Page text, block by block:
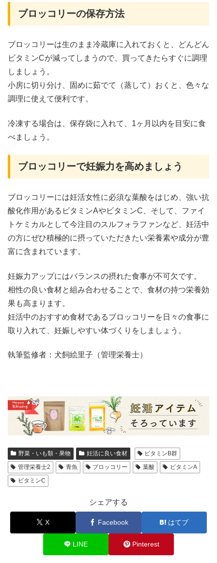
ブロッコリーの保存方法
ブロッコリーは生のまま冷蔵庫に入れておくと、どんどん
ビタミンCが減ってしまうので、買ってきたらすぐに調理
しましょう。
小房に切り分け、固めに茹でて（蒸して）おくと、色々な
調理に使えて便利です。
冷凍する場合は、保存袋に入れて、1ヶ月以内を目安に食
べましょう。
ブロッコリーで妊娠力を高めましょう
ブロッコリーには妊活女性に必須な葉酸をはじめ、強い抗
酸化作用があるビタミンAやビタミンC、そして、ファイ
トケミカルとして今注目のスルフォラファンなど、妊活中
の方にぜひ積極的に摂っていただきたい栄養素や成分が豊
富に含まれています。
妊娠力アップにはバランスの摂れた食事が不可欠です。
相性の良い食材と組み合わせることで、食材の持つ栄養効
果も高まります。
妊活中のおすすめ食材であるブロッコリーを日々の食事に
取り入れて、妊娠しやすい体づくりをしましょう。
執筆監修者：犬飼絵里子（管理栄養士）
野菜・いも類・果物 妊活に良い食材
ビタミンB群
管理栄養士2
青魚 ブロッコリー 葉酸
ビタミンA
ビタミンC
シェアする
X Facebook はてブ
LINE Pinterest